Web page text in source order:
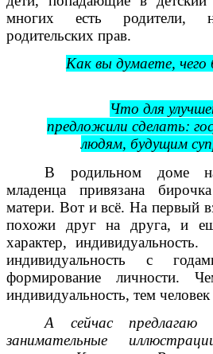
многих есть
родительских прав.
Как вы думаете, чего
Что для
предложили сделать:
людям, будущим
В родильном доме
младенца привязана
матери. Вот и всё. На первый
похожи друг на друга, и
характер,
индивидуальность с
формирование личности.
индивидуальность, тем
А сейчас предлагаю
занимательные